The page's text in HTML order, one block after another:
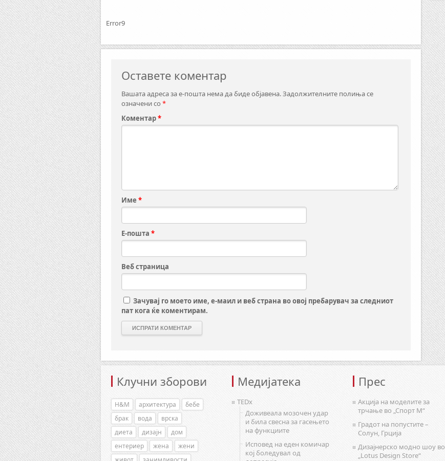
Error9
Оставете коментар
Вашата адреса за е-пошта нема да биде објавена.Задолжителните полиња се
означени со *
Коментар*
Име *
Е-пошта *
Веб страница
Зачувај го моето име, е-маил и веб страна во овој пребарувач за следниот
пат кога ќе коментирам.
Клучни зборови
H&M архитектура
бебе
брак
вода
врска
диета
дизајн
дом
ентериер
жена
жени
Медијатека
TEDx
Доживеала мозочен удар
и била свесна за гасењето
на функциите
Исповед на еден комичар
кој боледувал од
Прес
Акција на моделите за
трчање во „Спорт М“
Градот на попустите –
Солун, Грција
Дизајнерско модно шоу во
„Lotus Design Store“